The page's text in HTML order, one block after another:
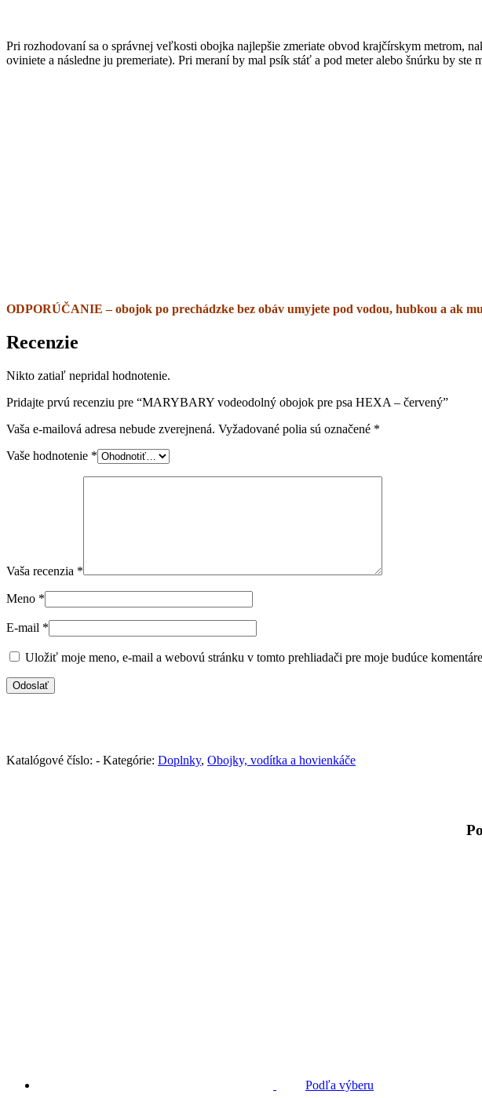
Pri rozhodovaní sa o správnej veľkosti obojka najlepšie zmeriate obvod krajčírskym metrom,
oviniete a následne ju premeriate). Pri meraní by mal psík stáť a pod meter alebo šnúrku by
ODPORÚČANIE – obojok po prechádzke bez obáv umyjete pod vodou, hubkou a ak
Recenzie
Nikto zatiaľ nepridal hodnotenie.
Pridajte prvú recenziu pre “MARYBARY vodeodolný obojok pre psa HEXA – červený”
Vaša e-mailová adresa nebude zverejnená. Vyžadované polia sú označené *
Vaše hodnotenie *
Vaša recenzia *
Meno *
E-mail *
Uložiť moje meno, e-mail a webovú stránku v tomto prehliadači pre moje budúce
Katalógové číslo: - Kategórie: Doplnky, Obojky, vodítka a hovienkáče
Podľa výberu